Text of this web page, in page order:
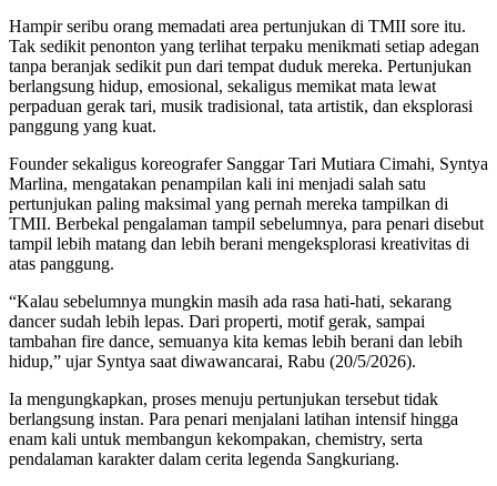
Hampir seribu orang memadati area pertunjukan di TMII sore itu.
Tak sedikit penonton yang terlihat terpaku menikmati setiap adegan
tanpa beranjak sedikit pun dari tempat duduk mereka. Pertunjukan
berlangsung hidup, emosional, sekaligus memikat mata lewat
perpaduan gerak tari, musik tradisional, tata artistik, dan eksplorasi
panggung yang kuat.
Founder sekaligus koreografer Sanggar Tari Mutiara Cimahi, Syntya
Marlina, mengatakan penampilan kali ini menjadi salah satu
pertunjukan paling maksimal yang pernah mereka tampilkan di
TMII. Berbekal pengalaman tampil sebelumnya, para penari disebut
tampil lebih matang dan lebih berani mengeksplorasi kreativitas di
atas panggung.
“Kalau sebelumnya mungkin masih ada rasa hati-hati, sekarang
dancer sudah lebih lepas. Dari properti, motif gerak, sampai
tambahan fire dance, semuanya kita kemas lebih berani dan lebih
hidup,” ujar Syntya saat diwawancarai, Rabu (20/5/2026).
Ia mengungkapkan, proses menuju pertunjukan tersebut tidak
berlangsung instan. Para penari menjalani latihan intensif hingga
enam kali untuk membangun kekompakan, chemistry, serta
pendalaman karakter dalam cerita legenda Sangkuriang.